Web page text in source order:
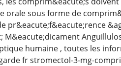
orale sous forme de
pr&eacute;f&eacute;rence
humaine , toutes les
fr stromectol-3-mg-